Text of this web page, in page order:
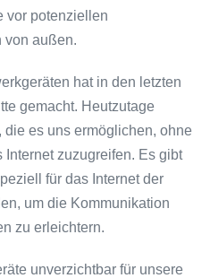
vor potenziellen
von außen.
hat in den letzten
gemacht. Heutzutage
die es uns ermöglichen, ohne
zuzugreifen. Es gibt
für das Internet der
um die Kommunikation
zu erleichtern.
unverzichtbar für unsere